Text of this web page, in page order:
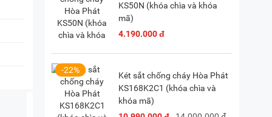
KS50N (khóa chìa và khóa
mã)
4.190.000 đ
-22%
Két sắt chống cháy Hòa Phát
KS168K2C1 (khóa chìa và
khóa mã)